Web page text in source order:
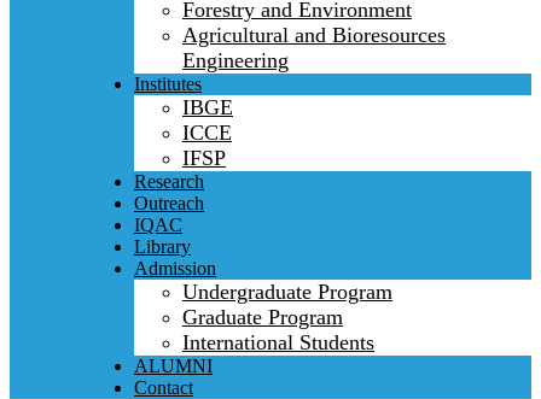
Forestry and Environment
Agricultural and Bioresources
Engineering
Institutes
IBGE
ICCE
IFSP
Research
Outreach
IQAC
Library
Admission
Undergraduate Program
Graduate Program
International Students
ALUMNI
Contact